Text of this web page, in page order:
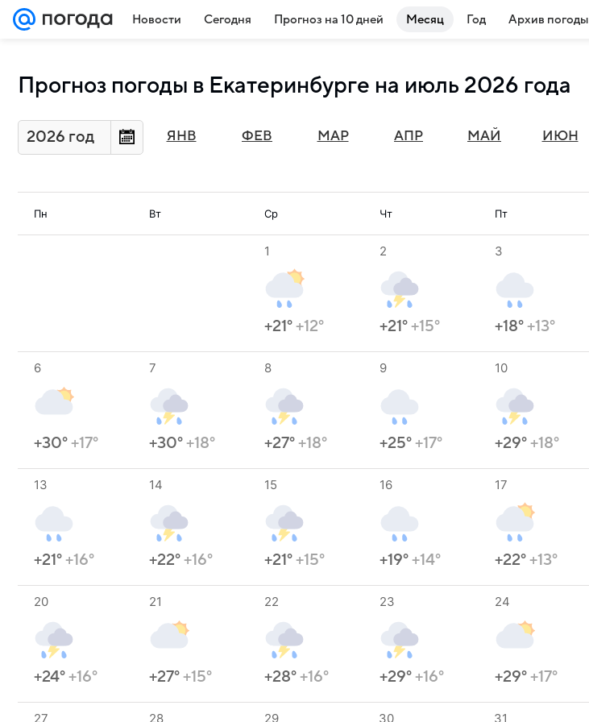
Новости Сегодня Прогноз на 10 дней Месяц Год Архив погоды
Прогноз погоды в Екатеринбурге на июль 2026 года
2026 год ЯНВ ФЕВ МАР АПР МАЙ ИЮН
Пн Вт Ср Чт Пт
1
+21°+12°
2
+21°+15°
3
+18°+13°
6
+30°+17°
7
+30°+18°
8
+27°+18°
9
+25°+17°
10
+29°+18°
13
+21°+16°
14
+22°+16°
15
+21°+15°
16
+19°+14°
17
+22°+13°
20
+24°+16°
21
+27°+15°
22
+28°+16°
23
+29°+16°
24
+29°+17°
27 28 29 30 31